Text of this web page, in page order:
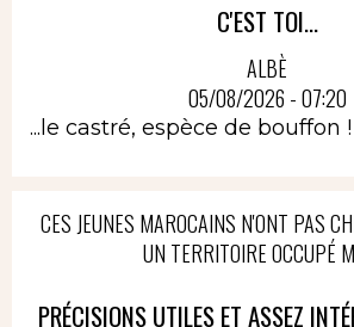
C'EST TOI...
ALBÈ
05/08/2026 - 07:20
...le castré, espèce de bouffon !
CES JEUNES MAROCAINS N'ONT PAS
UN TERRITOIRE OCCUPÉ
PRÉCISIONS UTILES ET ASSEZ